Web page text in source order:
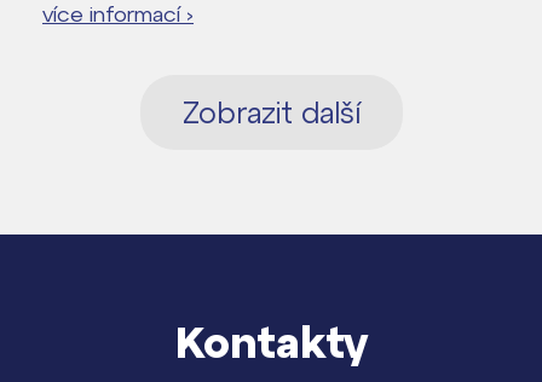
více informací ›
Zobrazit další
Kontakty